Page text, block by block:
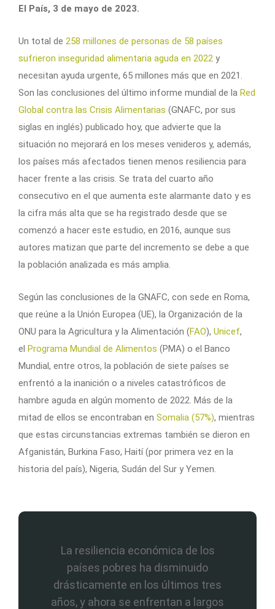
El País, 3 de mayo de 2023.
Un total de 258 millones de personas de 58 países
sufrieron inseguridad alimentaria aguda en 2022 y
necesitan ayuda urgente, 65 millones más que en 2021.
Son las conclusiones del último informe mundial de la Red
Global contra las Crisis Alimentarias (GNAFC, por sus
siglas en inglés) publicado hoy, que advierte que la
situación no mejorará en los meses venideros y, además,
los países más afectados tienen menos resiliencia para
hacer frente a las crisis. Se trata del cuarto año
consecutivo en el que aumenta este alarmante dato y es
la cifra más alta que se ha registrado desde que se
comenzó a hacer este estudio, en 2016, aunque sus
autores matizan que parte del incremento se debe a que
la población analizada es más amplia.
Según las conclusiones de la GNAFC, con sede en Roma,
que reúne a la Unión Europea (UE), la Organización de la
ONU para la Agricultura y la Alimentación (FAO), Unicef,
el Programa Mundial de Alimentos (PMA) o el Banco
Mundial, entre otros, la población de siete países se
enfrentó a la inanición o a niveles catastróficos de
hambre aguda en algún momento de 2022. Más de la
mitad de ellos se encontraban en Somalia (57%), mientras
que estas circunstancias extremas también se dieron en
Afganistán, Burkina Faso, Haití (por primera vez en la
historia del país), Nigeria, Sudán del Sur y Yemen.
La resiliencia económica de los
países pobres ha disminuido
drásticamente en los últimos tres
años, y ahora se enfrentan a largos